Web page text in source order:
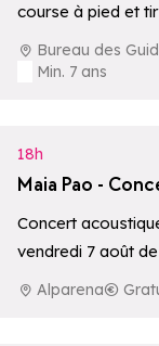
course à pied et
Bureau des Guides
Bureau des Guides et
Min. 7 ans
18h
Maia Pao -
Concert
vendredi 7 août
de l’Hôtel
Alparena